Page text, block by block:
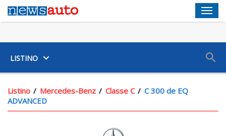
LISTINO
Listino Mercedes-Benz Classe C
C 300 de EQ
ADVANCED